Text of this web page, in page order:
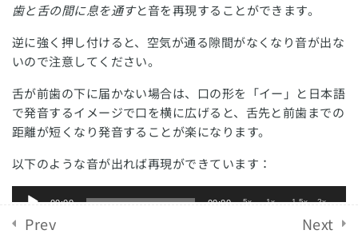
母音02. [ æ ] の発音
母音03. [ ə ] の発音
母音04. [ ɑ: ] の発音
母音05. [ e ] の発音
母音07. [ ʊ ] の発音
歯と舌の間に息を通すと音を再現することができます。
逆に強く押し付けると、空気が通る隙間がなくなり音が出な
いので注意してください。
舌が前歯の下に届かない場合は、口の形を「イー」と日本語
で発音するイメージで口を横に広げると、舌先と前歯までの
距離が短くなり発音することが楽になります。
以下のような音が出れば再現ができています：
Audio
00:00 00:00 .5x 1x 1.5x 2x
Prev Next